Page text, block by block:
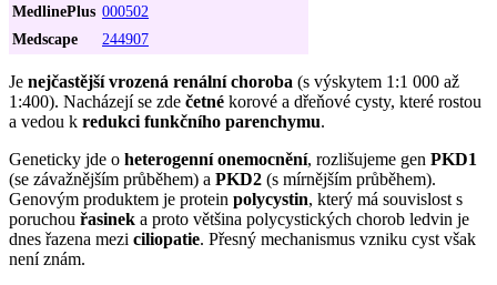
MedlinePlus 000502
Medscape
244907
Je nejčastější vrozená renální choroba (s výskytem 1:1 000 až
1:400). Nacházejí se zde četné korové a dřeňové cysty, které rostou
a vedou k redukci funkčního parenchymu.
Geneticky jde o heterogenní onemocnění, rozlišujeme gen PKD1
(se závažnějším průběhem) a PKD2 (s mírnějším průběhem).
Genovým produktem je protein polycystin, který má souvislost s
poruchou řasinek a proto většina polycystických chorob ledvin je
dnes řazena mezi ciliopatie. Přesný mechanismus vzniku cyst však
není znám.